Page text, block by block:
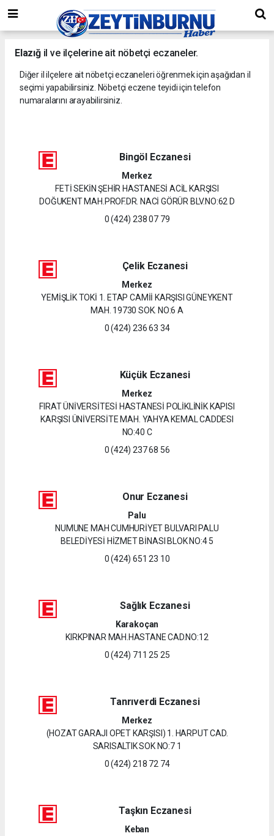
Elazığil ve ilçelerine ait nöbetçi eczaneler.
Diğer il ilçelere ait nöbetçi eczaneleri öğrenmek için aşağıdan il
seçimi yapabilirsiniz. Nöbetçi eczene teyidi için telefon
numaralarını arayabilirsiniz.
Bingöl Eczanesi
Merkez
FETİ SEKİN ŞEHİR HASTANESİ ACİL KARŞISI
DOĞUKENT MAH.PROF.DR. NACİ GÖRÜR BLV.NO:62 D
0 (424) 238 07 79
Çelik Eczanesi
Merkez
YEMİŞLİK TOKİ 1. ETAP CAMİİ KARŞISI GÜNEYKENT
MAH. 19730 SOK. NO:6 A
0 (424) 236 63 34
Küçük Eczanesi
Merkez
FIRAT ÜNİVERSİTESİ HASTANESİ POLİKLİNİK KAPISI
KARŞISI ÜNİVERSİTE MAH. YAHYA KEMAL CADDESI
NO:40 C
0 (424) 237 68 56
Onur Eczanesi
Palu
NUMUNE MAH CUMHURİYET BULVARI PALU
BELEDİYESİ HİZMET BİNASI BLOK NO:4 5
0 (424) 651 23 10
Sağlık Eczanesi
Karakoçan
KIRKPINAR MAH.HASTANE CAD.NO:12
0 (424) 711 25 25
Tanrıverdi Eczanesi
Merkez
(HOZAT GARAJI OPET KARŞISI) 1. HARPUT CAD.
SARISALTIK SOK NO:7 1
0 (424) 218 72 74
Taşkın Eczanesi
Keban